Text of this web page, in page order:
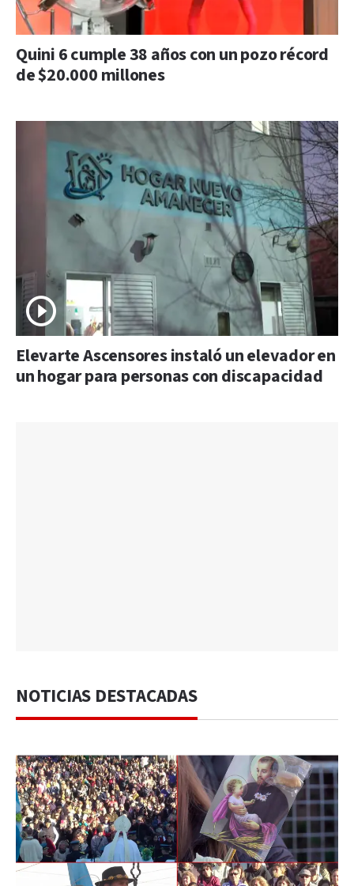
Quini 6 cumple 38 años con un pozo récord
de $20.000 millones
Elevarte Ascensores instaló un elevador en
un hogar para personas con discapacidad
NOTICIAS DESTACADAS